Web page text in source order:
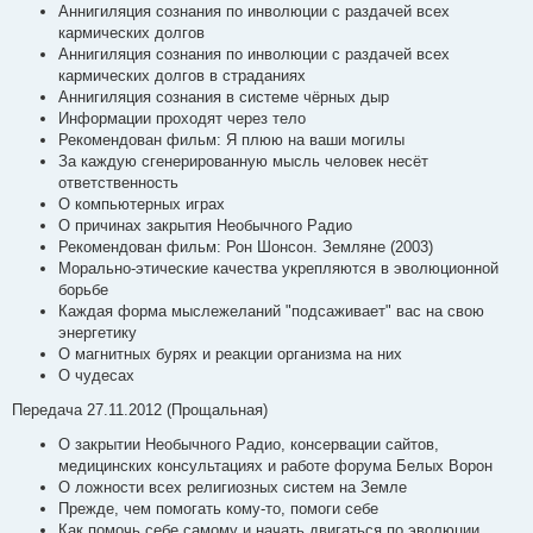
Аннигиляция сознания по инволюции с раздачей всех
кармических долгов
Аннигиляция сознания по инволюции с раздачей всех
кармических долгов в страданиях
Аннигиляция сознания в системе чёрных дыр
Информации проходят через тело
Рекомендован фильм: Я плюю на ваши могилы
За каждую сгенерированную мысль человек несёт
ответственность
О компьютерных играх
О причинах закрытия Необычного Радио
Рекомендован фильм: Рон Шонсон. Земляне (2003)
Морально-этические качества укрепляются в эволюционной
борьбе
Каждая форма мыслежеланий "подсаживает" вас на свою
энергетику
О магнитных бурях и реакции организма на них
О чудесах
Передача 27.11.2012 (Прощальная)
О закрытии Необычного Радио, консервации сайтов,
медицинских консультациях и работе форума Белых Ворон
О ложности всех религиозных систем на Земле
Прежде, чем помогать кому-то, помоги себе